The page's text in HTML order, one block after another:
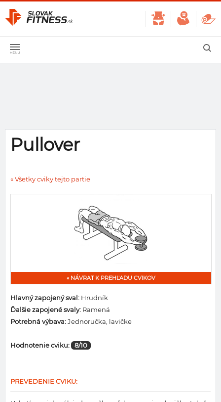
Pullover
« Všetky cviky tejto partie
« NÁVRAT K PREHĽADU CVIKOV
Hlavný zapojený sval: Hrudník
Ďalšie zapojené svaly: Ramená
Potrebná výbava:Jednoručka, lavičke
Hodnotenie cviku: 8/10
PREVEDENIE CVIKU: